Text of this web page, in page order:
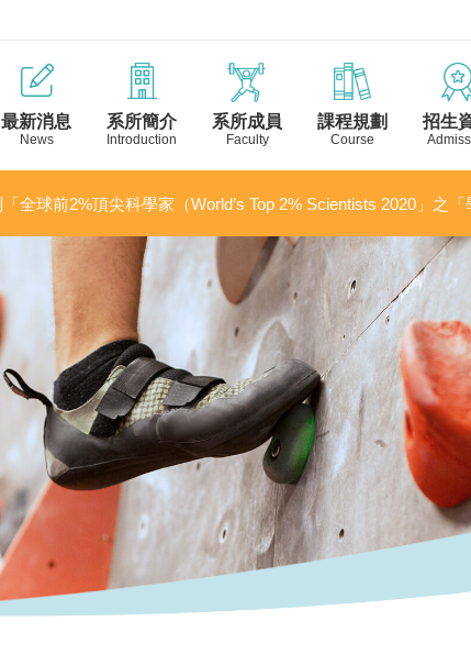
最新消息
News
系所簡介
Introduction
系所成員
Faculty
課程規劃
Course
招生
全球前2%頂尖科學家（World’s Top 2% Scientists 2020」之